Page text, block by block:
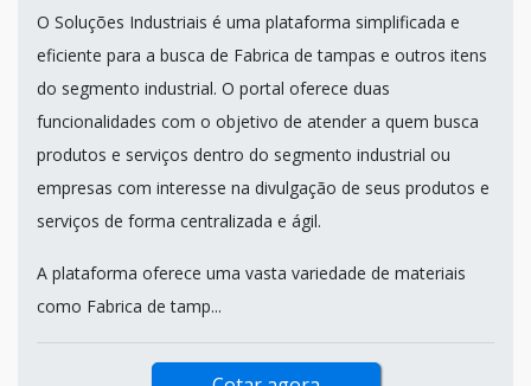
O Soluções Industriais é uma plataforma simplificada e
eficiente para a busca de Fabrica de tampas e outros itens
do segmento industrial. O portal oferece duas
funcionalidades com o objetivo de atender a quem busca
produtos e serviços dentro do segmento industrial ou
empresas com interesse na divulgação de seus produtos e
serviços de forma centralizada e ágil.
A plataforma oferece uma vasta variedade de materiais
como Fabrica de tamp...